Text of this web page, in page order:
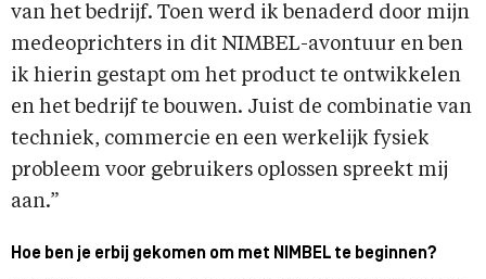
van het bedrijf. Toen werd ik benaderd door mijn
medeoprichters in dit NIMBEL-avontuur en ben
ik hierin gestapt om het product te ontwikkelen
en het bedrijf te bouwen. Juist de combinatie van
techniek, commercie en een werkelijk fysiek
probleem voor gebruikers oplossen spreekt mij
aan.”
Hoe ben je erbij gekomen om met NIMBEL te beginnen?